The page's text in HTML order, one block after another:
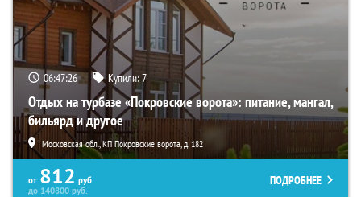
06:47:25 Купили:7
Отдых на турбазе «Покровские ворота»: питание, мангал,
бильярд и другое
Московская обл., КП Покровские ворота, д. 182
от 812 руб.
до140800руб.
ПОДРОБНЕЕ